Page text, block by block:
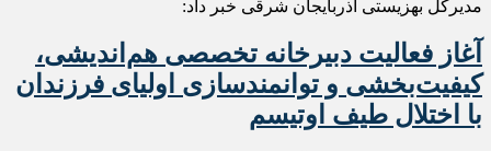
مدیرکل بهزیستی آذربایجان شرقی خبر داد:
آغاز فعالیت دبیرخانه تخصصی هم‌اندیشی،
کیفیت‌بخشی و توانمندسازی اولیای فرزندان
با اختلال طیف اوتیسم